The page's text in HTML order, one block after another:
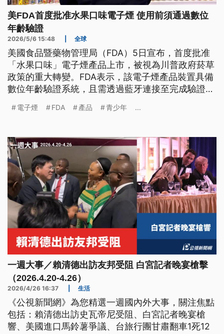
美FDA首度批准水果口味電子煙 使用前須通過數位
年齡驗證
2026/5/6 15:48 全球
美國食品暨藥物管理局（FDA）5日宣布，首度批准
「水果口味」電子煙產品上市，被視為川普政府菸草
政策的重大轉變。FDA表示，該電子煙產品裝置具備
數位年齡驗證系統，且需透過藍牙連接至完成驗證的
電子煙 FDA 產品 青少年 ...
一週大事／賴清德出訪友邦受阻 白宮記者晚宴槍擊
（2026.4.20-4.26）
2026/4/26 16:37 生活
《公視新聞網》為您精選一週國內外大事，關注焦點
包括：賴清德出訪史瓦帝尼受阻、白宮記者晚宴槍
響、美國進口馬鈴薯爭議、台旅行團甘肅翻車1死12